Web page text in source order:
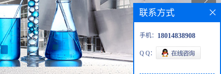
联系方式
手机： 18014838908
Q Q：